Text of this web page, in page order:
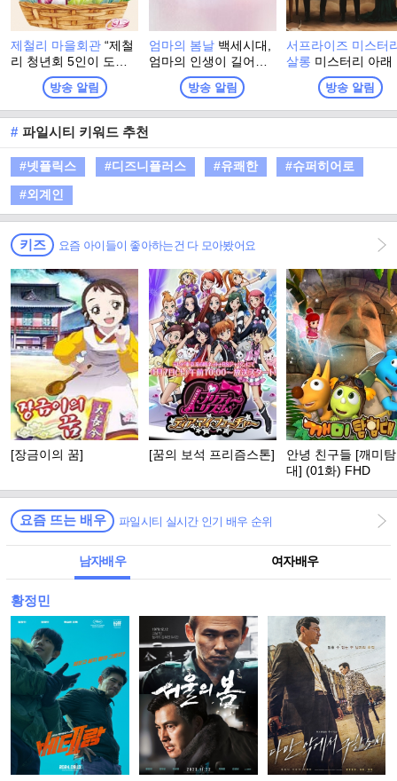
제철리 마을회관“제철
리 청년회 5인이 도시
의 재능을 나누고 시골
의 정을 받으며, 오늘을
가장 빛나는 ‘제철’로 만
들어가는 1박 2일 지역
상생 리얼 버라이어티!”
방송 알림
엄마의 봄날 백세시대,
엄마의 인생이 길어진
다. 백세시대에 발맞춘
엄마의 행복 수명. 오
직, <엄마의 봄날> 재능
은 제쳐놓았던 엄마. 엄
마라는 이름으로 한평
춘이지만 몸은 청춘이
지 못한 엄마를 위해 그
들이 뭉쳤다!
방송 알림
서프라이즈 미스터
살롱 미스터리 아래
겨진 진실을 찾아서
몰입 유발, 순도
리얼 스토리텔링 토
방송 알림
# 파일시티 키워드 추천
#넷플릭스 #디즈니플러스 #유쾌한
#슈퍼히어로
#외계인
키즈 요즘 아이들이 좋아하는건 다 모아봤어요
[장금이의 꿈] [꿈의 보석 프리즘스톤]
안녕 친구들 [깨미
대] (01화) FHD
요즘 뜨는 배우 파일시티 실시간 인기 배우 순위
남자배우 여자배우
황정민